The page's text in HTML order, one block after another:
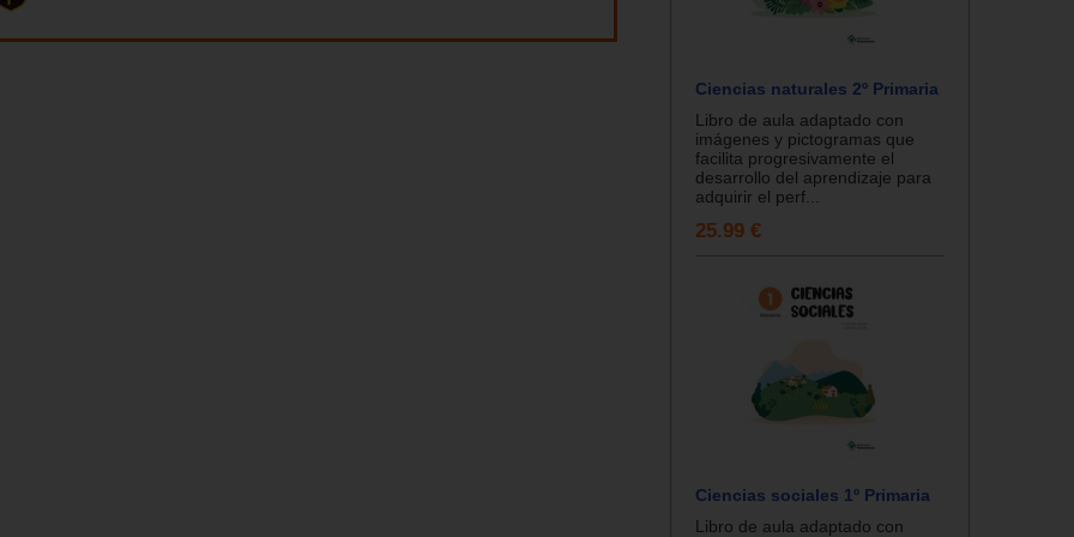
Ciencias naturales 2º Primaria
Libro de aula adaptado con
imágenes y pictogramas que
facilita progresivamente el
desarrollo del aprendizaje para
adquirir el perf...
25.99 €
Ciencias sociales 1º Primaria
Libro de aula adaptado con